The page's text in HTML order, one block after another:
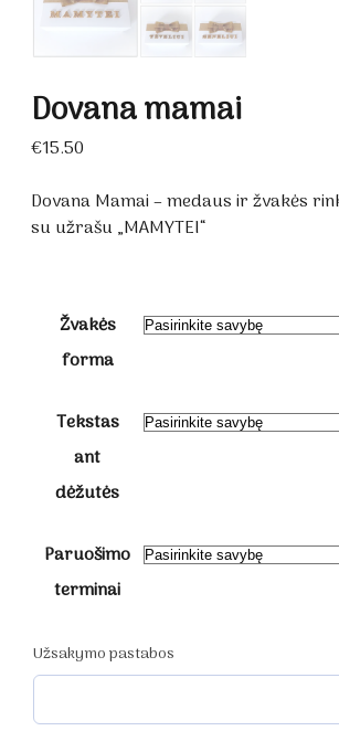
Dovana mamai
€15.50
Dovana Mamai – medaus ir žvakės
su užrašu „MAMYTEI“
Žvakės
forma
Tekstas
ant
dėžutės
Paruošimo
terminai
Užsakymo pastabos